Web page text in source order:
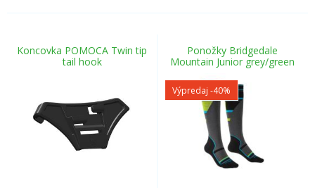
Koncovka POMOCA Twin tip
tail hook
Ponožky Bridgedale
Mountain Junior grey/green
Výpredaj -40%